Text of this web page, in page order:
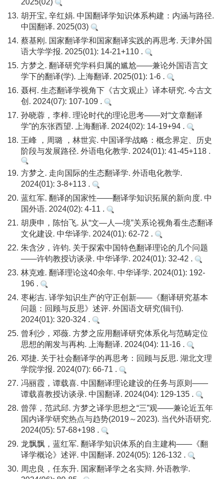
2025(02)
13. 胡开宝, 辛红娟. 中国翻译学知识体系构建：内涵与路径.
中国翻译. 2025(03)
14. 蔡基刚. 国家翻译学和国家翻译实践的再思考. 天津外国
语大学学报. 2025(01): 14-21+110 .
15. 方梦之. 翻译研究学科归属的尴尬——兼论外国语言文
学下的翻译(学). 上海翻译. 2025(01): 1-6 .
16. 聂柯. 生态翻译学视角下《古文观止》译本研究. 今古文
创. 2024(07): 107-109 .
17. 孙晓蓉，李梓. 理论时代的理论思考——对“文章翻译
学”的东张西望. 上海翻译. 2024(02): 14-19+94 .
18. 王峰 ，周璐 ，林世宾. 中国译学战略：概念界定、历史
阶段与发展路径. 外语电化教学. 2024(01): 41-45+118 .
19. 方梦之. 走向国际的生态翻译学. 外语电化教学.
2024(01): 3-8+113 .
20. 蓝红军. 翻译的国家性——翻译学知识拓展的新向度. 中
国外语. 2024(02): 4-11 .
21. 胡庚申，陈怡飞. 从“文—人—境”关系论视角看生态翻译
文化建设. 中华译学. 2024(01): 62-72 .
22. 朱含汐，许钧. 关于探索中国特色翻译理论的几个问题
——许钧教授访谈录. 中华译学. 2024(01): 32-42 .
23. 林克难. 翻译理论这40余年. 中华译学. 2024(01): 192-
196 .
24. 枣彬吉. 译学知识生产的守正创新——《翻译研究基本
问题：回顾与反思》述评. 外国语文研究(辑刊).
2024(01): 320-324 .
25. 曾利沙，邓薇. 方梦之应用翻译研究体系化与范畴定位
思想的阐发与再构. 上海翻译. 2024(04): 11-16 .
26. 邓捷. 关于社会翻译学的再思考：回顾与反思. 湖北文理
学院学报. 2024(07): 66-71 .
27. 冯丽霞，谭载喜. 中国翻译理论建设的任务与原则——
谭载喜教授访谈录. 中国翻译. 2024(04): 129-135 .
28. 曾萍，范武邱. 方梦之译学思想之“三”观——兼论近五年
国内译学研究热点与趋势(2019～2023). 当代外语研究.
2024(05): 57-68+198 .
29. 龙飘飘，蓝红军. 翻译学知识体系的自主建构——《翻
译学概论》述评. 中国翻译. 2024(05): 126-132 .
30. 周忠良，任东升. 国家翻译学之名实辩. 外语教学.